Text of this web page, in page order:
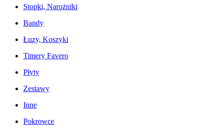
Stopki, Narożniki
Bandy
Łuzy, Koszyki
Timery Favero
Płyty
Zestawy
Inne
Pokrowce